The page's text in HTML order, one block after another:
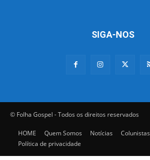
SIGA-NOS
© Folha Gospel - Todos os direitos reservados
HOME Quem Somos Notícias Colunistas
Política de privacidade